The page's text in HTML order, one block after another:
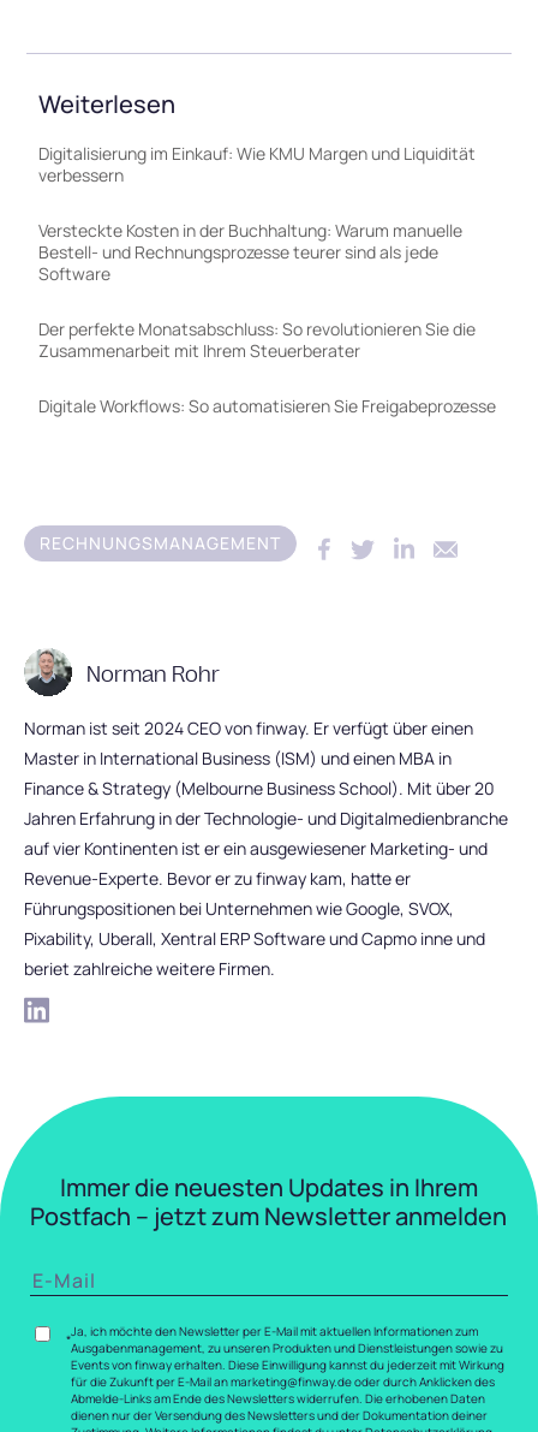
Weiterlesen
Digitalisierung im Einkauf: Wie KMU Margen und Liquidität
verbessern
Versteckte Kosten in der Buchhaltung: Warum manuelle
Bestell- und Rechnungsprozesse teurer sind als jede
Software
Der perfekte Monatsabschluss: So revolutionieren Sie die
Zusammenarbeit mit Ihrem Steuerberater
Digitale Workflows: So automatisieren Sie Freigabeprozesse
RECHNUNGSMANAGEMENT
Norman Rohr
Norman ist seit 2024 CEO von finway. Er verfügt über einen
Master in International Business (ISM) und einen MBA in
Finance & Strategy (Melbourne Business School). Mit über 20
Jahren Erfahrung in der Technologie- und Digitalmedienbranche
auf vier Kontinenten ist er ein ausgewiesener Marketing- und
Revenue-Experte. Bevor er zu finway kam, hatte er
Führungspositionen bei Unternehmen wie Google, SVOX,
Pixability, Uberall, Xentral ERP Software und Capmo inne und
beriet zahlreiche weitere Firmen.
Immer die neuesten Updates in Ihrem
Postfach – jetzt zum Newsletter anmelden
E-MAIL
Ja, ich möchte den Newsletter per E-Mail mit aktuellen Informationen zum
Ausgabenmanagement, zu unseren Produkten und Dienstleistungen sowie zu
Events von finway erhalten. Diese Einwilligung kannst du jederzeit mit Wirkung
für die Zukunft per E-Mail an marketing@finway.de oder durch Anklicken des
Abmelde-Links am Ende des Newsletters widerrufen. Die erhobenen Daten
dienen nur der Versendung des Newsletters und der Dokumentation deiner
*